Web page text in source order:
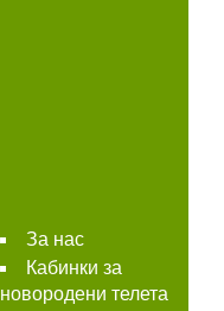
За нас
Кабинки за
новородени телета